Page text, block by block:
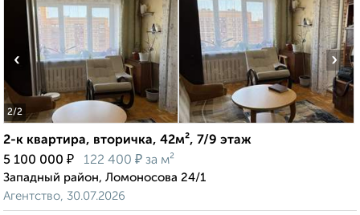
2/2
‹ ›
2-к квартира, вторичка, 42м², 7/9 этаж
5 100 000 ₽ 122 400 ₽ за м²
Западный район, Ломоносова 24/1
Агентство, 30.07.2026